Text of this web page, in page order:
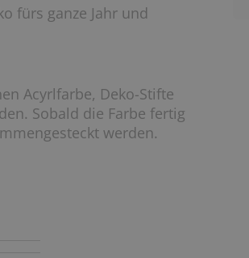
fürs ganze Jahr und
Acyrlfarbe, Deko-Stifte
Sobald die Farbe fertig
werden.